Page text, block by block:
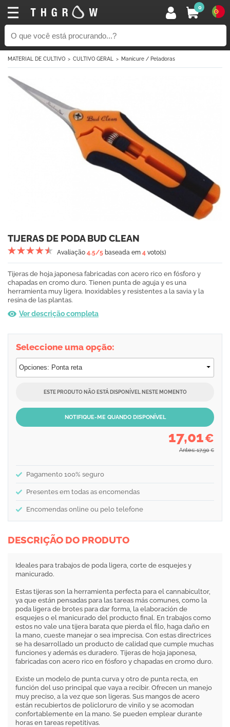
0
MATERIAL DE CULTIVO CULTIVO GERAL Manicure / Peladoras
TIJERAS DE PODA BUD CLEAN
Avaliação 4.5/5 baseada em 4 voto(s)
Tijeras de hoja japonesa fabricadas con acero rico en fósforo y
chapadas en cromo duro. Tienen punta de aguja y es una
herramienta muy ligera. Inoxidables y resistentes a la savia y la
resina de las plantas.
Ver descrição completa
Seleccione uma opção:
ESTE PRODUTO NÃO ESTÁ DISPONÍVEL NESTE MOMENTO
NOTIFIQUE-ME QUANDO DISPONÍVEL
17,01€
Antes: 17,90 €
Pagamento 100% seguro
Presentes em todas as encomendas
Encomendas online ou pelo telefone
DESCRIÇÃO DO PRODUTO
Ideales para trabajos de poda ligera, corte de esquejes y
manicurado.
Estas tijeras son la herramienta perfecta para el cannabicultor,
ya que están pensadas para las tareas más comunes, como la
poda ligera de brotes para dar forma, la elaboración de
esquejes o el manicurado del producto final. En trabajos como
estos no vale una tijera barata que pierda el filo, haga daño en
la mano, cueste manejar o sea imprecisa. Con estas directrices
se ha desarrollado un producto de calidad que cumple muchas
funciones y además es duradero. Tijeras de hoja japonesa,
fabricadas con acero rico en fósforo y chapadas en cromo duro.
Existe un modelo de punta curva y otro de punta recta, en
función del uso principal que vaya a recibir. Ofrecen un manejo
muy preciso, a la vez que son ligeras. Sus mangos de acero
están recubiertos de policloruro de vinilo y se acomodan
confortablemente en la mano. Se pueden emplear durante
horas en tareas repetitivas.